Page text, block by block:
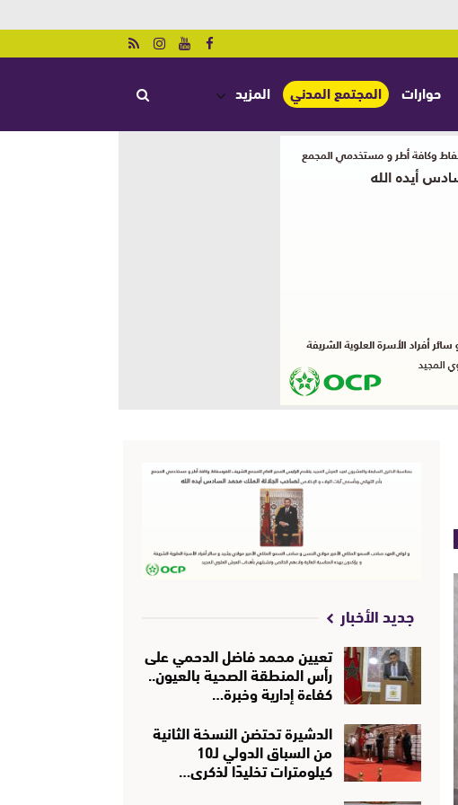
حوارات المجتمع المدني المزيد
جديد الأخبار
تعيين محمد فاضل الدحمي على
رأس المنطقة الصحية بالعيون..
كفاءة إدارية وخبرة…
الدشيرة تحتضن النسخة الثانية
من السباق الدولي لـ10
كيلومترات تخليدًا لذكرى…